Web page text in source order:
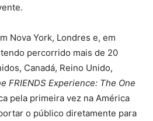
Nova York, Londres e, em
percorrido mais de 20
Canadá, Reino Unido,
FRIENDS Experience: The One
pela primeira vez na América
o público diretamente para